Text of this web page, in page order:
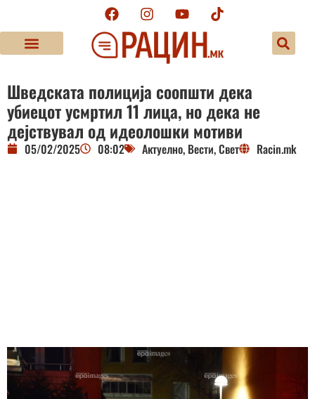
Шведската полиција соопшти дека
убиецот усмртил 11 лица, но дека не
дејствувал од идеолошки мотиви
05/02/2025 08:02 Актуелно, Вести,Свет Racin.mk